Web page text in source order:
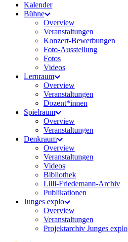
Kalender
Bühne
Overview
Veranstaltungen
Konzert-Bewerbungen
Foto-Ausstellung
Fotos
Videos
Lernraum
Overview
Veranstaltungen
Dozent*innen
Spielraum
Overview
Veranstaltungen
Denkraum
Overview
Veranstaltungen
Videos
Bibliothek
Lilli-Friedemann-Archiv
Publikationen
Junges explo
Overview
Veranstaltungen
Projektarchiv Junges explo